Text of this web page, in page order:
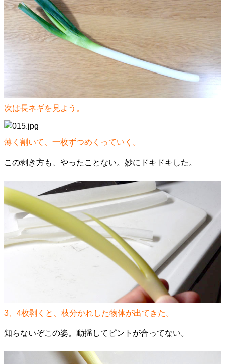
次は長ネギを見よう。
薄く割いて、一枚ずつめくっていく。
この剥き方も、やったことない。妙にドキドキした。
3、4枚剥くと、枝分かれした物体が出てきた。
知らないぞこの姿。動揺してピントが合ってない。